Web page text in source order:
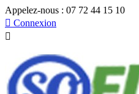
Appelez-nous : 07 72 44 15 10
 Connexion
